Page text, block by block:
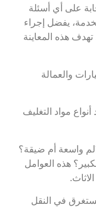
على أي أسئلة
يفضل إجراء
تهدف هذه المعاينة
والعمالة
أنواع مواد التغليف
واسعة أم ضيقة؟
هذه العوامل
في النقل